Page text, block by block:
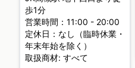
歩1分
営業時間：11:00 - 20:00
定休日：なし（臨時休業・
年末年始を除く）
取扱商材: すべて